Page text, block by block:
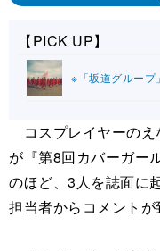
【PICK UP】
※「坂道グループ
コスプレイヤーのえ
が『第8回カバーガー
のほど、3人を誌面に
担当者からコメントが